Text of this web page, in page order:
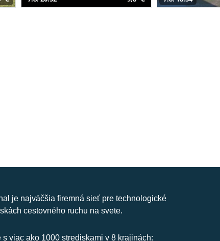
je najväčšia firemná sieť pre technologické
cestovného ruchu na svete.
s viac ako 1000 strediskami v 8 krajinách: